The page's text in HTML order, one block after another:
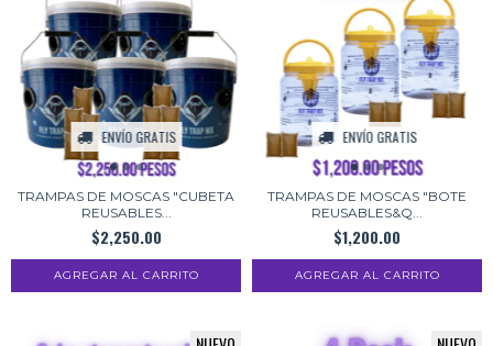
ENVÍO GRATIS
TRAMPAS DE MOSCAS "CUBETA
REUSABLES...
$2,250.00
ENVÍO GRATIS
TRAMPAS DE MOSCAS "BOTE
REUSABLES&Q...
$1,200.00